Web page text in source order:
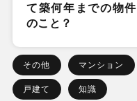
て築何年までの物件
のこと？
その他 マンション
戸建て 知識